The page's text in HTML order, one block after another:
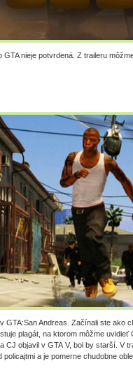
GTA nieje potvrdená. Z traileru
GTA:San Andreas. Začínali ste ako
plagát, na ktorom môžme
CJ objavil v GTA V, bol by starší. V
a je pomerne chudobne